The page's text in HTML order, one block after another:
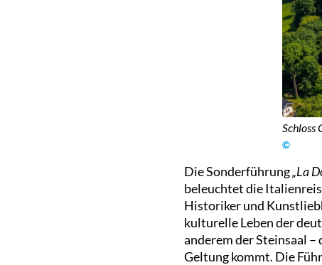
Schloss
©
Die Sonderführung„La
beleuchtet die
Historiker und
kulturelle Leben der
anderem der Steinsaal
Geltung kommt. Die